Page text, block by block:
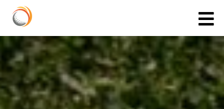
Cookies management panel